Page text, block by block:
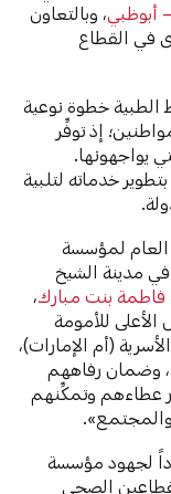
أبوظبي ، وبالتعاون
في القطاع
الطبية خطوة نوعية
إذ توفِّر
يواجهونها.
خدماته لتلبية
لمؤسسة
في مدينة الشيخ
بنت مبارك،
للأمومة
(أم الإمارات)،
وضمان رفاههم
عطاءهم وتمكِّنهم
لجهود مؤسسة
الصحي